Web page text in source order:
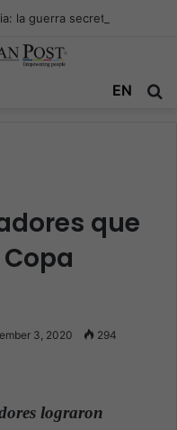
EN
que
3, 2020 294
lograron